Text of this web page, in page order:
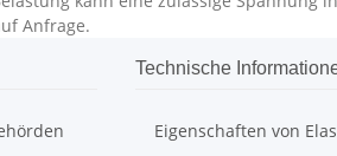
Anfrage.
Technische
Eigenschaften von